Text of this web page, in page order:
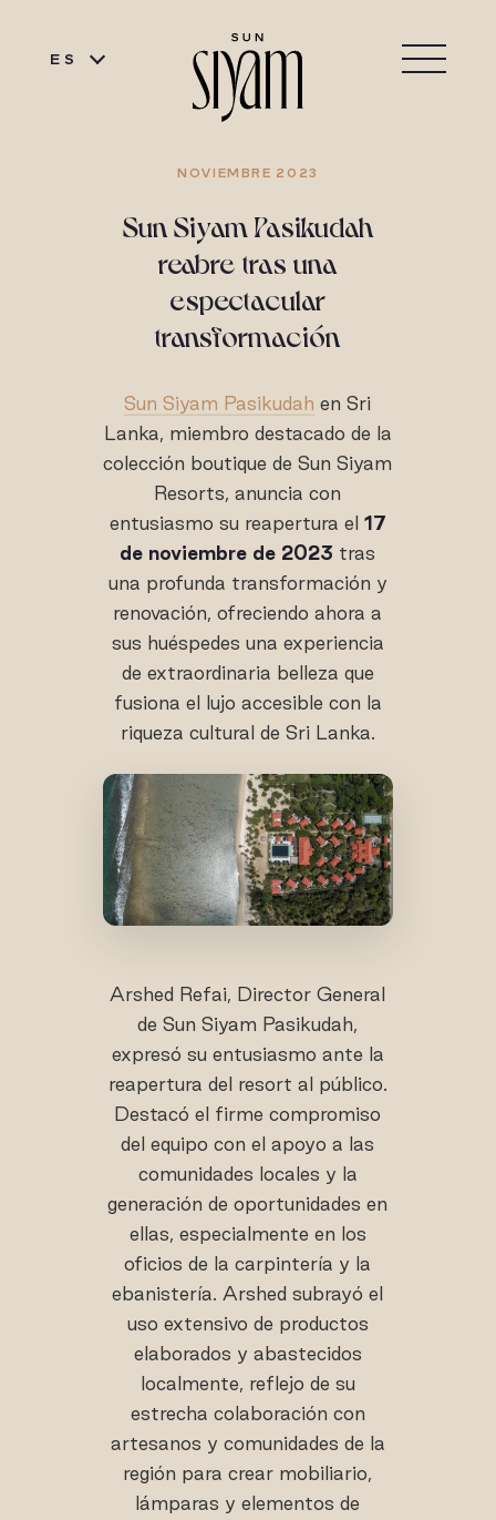
ES
NOVIEMBRE 2023
Sun Siyam Pasikudah
reabre tras una
espectacular
transformación
Sun Siyam Pasikudah en Sri
Lanka, miembro destacado de la
colección boutique de Sun Siyam
Resorts, anuncia con
entusiasmo su reapertura el 17
de noviembre de 2023 tras
una profunda transformación y
renovación, ofreciendo ahora a
sus huéspedes una experiencia
de extraordinaria belleza que
fusiona el lujo accesible con la
riqueza cultural de Sri Lanka.
Arshed Refai, Director General
de Sun Siyam Pasikudah,
expresó su entusiasmo ante la
reapertura del resort al público.
Destacó el firme compromiso
del equipo con el apoyo a las
comunidades locales y la
generación de oportunidades en
ellas, especialmente en los
oficios de la carpintería y la
ebanistería. Arshed subrayó el
uso extensivo de productos
elaborados y abastecidos
localmente, reflejo de su
estrecha colaboración con
artesanos y comunidades de la
región para crear mobiliario,
lámparas y elementos de